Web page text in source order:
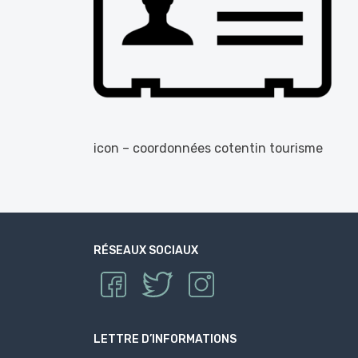
icon – coordonnées cotentin tourisme
RÉSEAUX SOCIAUX
LETTRE D’INFORMATIONS